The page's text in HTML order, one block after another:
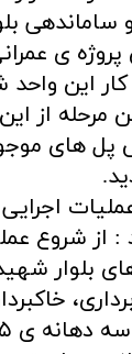
و ساماندهی
پروژه ی
کار این
مرحله از
پل های
: از شروع
بلوار